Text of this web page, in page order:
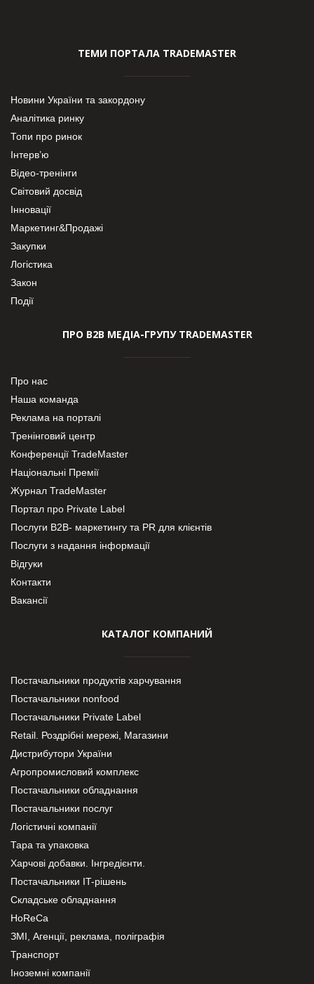
ТЕМИ ПОРТАЛА TRADEMASTER
Новини України та закордону
Аналітика ринку
Топи про ринок
Інтерв’ю
Відео-тренінги
Світовий досвід
Інновації
Маркетинг&Продажі
Закупки
Логістика
Закон
Події
ПРО В2В МЕДІА-ГРУПУ TRADEMASTER
Про нас
Наша команда
Реклама на порталі
Тренінговий центр
Конференції TradeMaster
Національні Премії
Журнал TradeMaster
Портал про Private Label
Послуги В2В- маркетингу та PR для клієнтів
Послуги з надання інформації
Відгуки
Контакти
Вакансії
КАТАЛОГ КОМПАНИЙ
Постачальники продуктів харчування
Постачальники nonfood
Постачальники Private Label
Retail. Роздрібні мережі, Магазини
Дистрибутори України
Агропромисловий комплекс
Постачальники обладнання
Постачальники послуг
Логістичні компанії
Тара та упаковка
Харчові добавки. Інгредієнти.
Постачальники IT-рішень
Складське обладнання
HoReCa
ЗМІ, Агенції, реклама, поліграфія
Транспорт
Іноземні компанії